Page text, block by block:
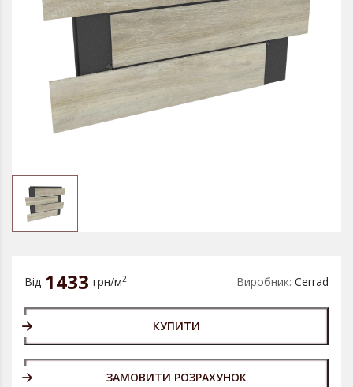
Від 1433 грн/м2 Виробник: Cerrad
КУПИТИ
ЗАМОВИТИ РОЗРАХУНОК